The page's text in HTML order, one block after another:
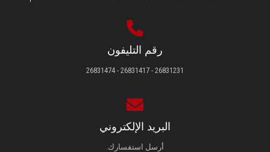
رقم التليفون
26831231 - 26831417 - 26831474
البريد الإلكتروني
أرسل استفسارك.